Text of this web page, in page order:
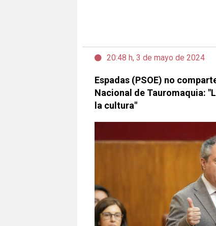
20:48 h, 3 de mayo de 2024
Espadas (PSOE) no
Nacional de Tauromaquia:
la cultura"